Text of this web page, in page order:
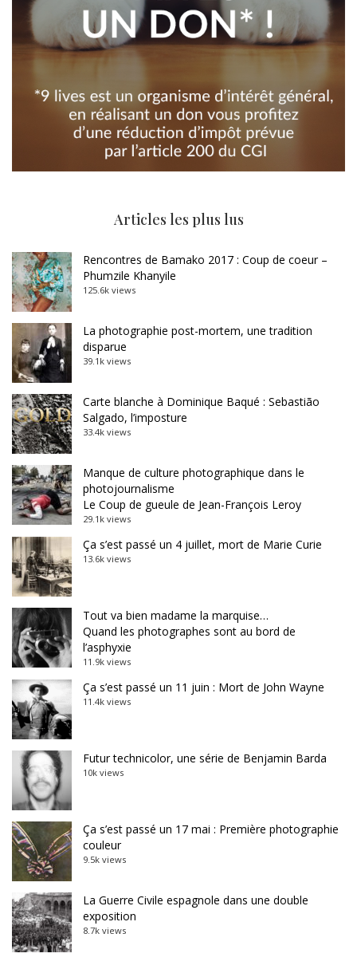
Articles les plus lus
Rencontres de Bamako 2017 : Coup de coeur –
Phumzile Khanyile
125.6k views
La photographie post-mortem, une tradition
disparue
39.1k views
Carte blanche à Dominique Baqué : Sebastião
Salgado, l’imposture
33.4k views
Manque de culture photographique dans le
photojournalisme
Le Coup de gueule de Jean-François Leroy
29.1k views
Ça s’est passé un 4 juillet, mort de Marie Curie
13.6k views
Tout va bien madame la marquise…
Quand les photographes sont au bord de
l’asphyxie
11.9k views
Ça s’est passé un 11 juin : Mort de John Wayne
11.4k views
Futur technicolor, une série de Benjamin Barda
10k views
Ça s’est passé un 17 mai : Première photographie
couleur
9.5k views
La Guerre Civile espagnole dans une double
exposition
8.7k views